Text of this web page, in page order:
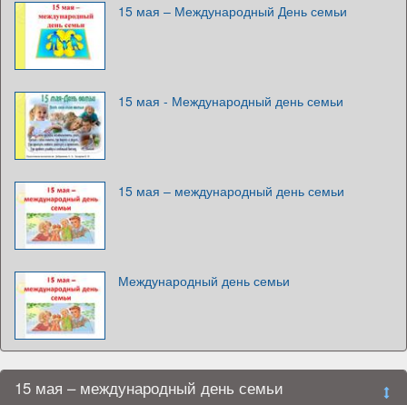
15 мая – Международный День семьи
15 мая - Международный день семьи
15 мая – международный день семьи
Международный день семьи
15 мая – международный день семьи